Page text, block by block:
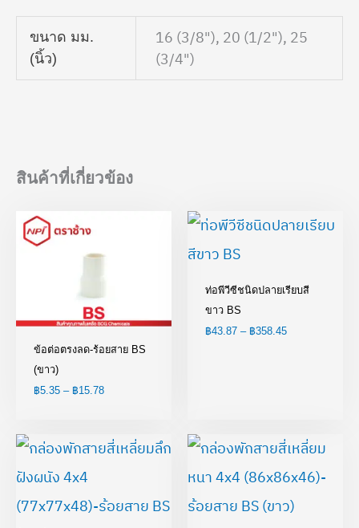
ขนาด มม.
(นิ้ว)
16 (3/8"), 20 (1/2"), 25
(3/4")
สินค้าที่เกี่ยวข้อง
ข้อต่อตรงลด-ร้อยสาย BS
(ขาว)
฿5.35 – ฿15.78
through
ท่อพีวีซีชนิดปลายเรียบสี
ขาว BS
฿43.87 – ฿358.45
range: